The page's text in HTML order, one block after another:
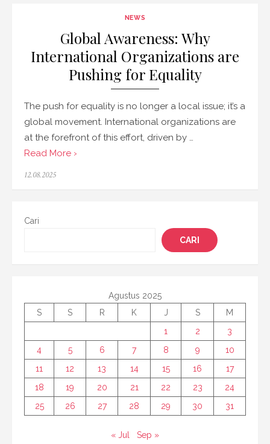
NEWS
Global Awareness: Why
International Organizations are
Pushing for Equality
The push for equality is no longer a local issue; it’s a
global movement. International organizations are
at the forefront of this effort, driven by …
Read More ›
Posted
12.08.2025
Cari
CARI
Agustus 2025
S
S R K J S
M
1
2
3
4
5 6 7 8 9
10
11
12 13 14 15 16
17
18
19 20 21 22 23
24
25
26 27 28 29 30 31
« Jul Sep »